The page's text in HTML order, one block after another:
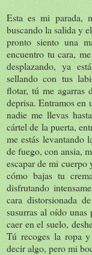
Esta es mi parada,
buscando la salida y
pronto siento una
encuentro tu cara,
desplazando, ya
sellando con tus
flotar, tú me agarras
deprisa. Entramos en
nadie me llevas
cártel de la puerta,
me estás levantando
de fuego, con ansia,
escapar de mi cuerpo
cómo bajas tu
disfrutando
cara distorsionada
susurras al oído
caer en el suelo,
Tú recoges la ropa
decir algo, pero mi